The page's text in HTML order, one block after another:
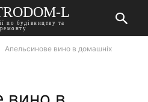
L
по будівництву та
ремонту
Апельсинове вино в домашніх